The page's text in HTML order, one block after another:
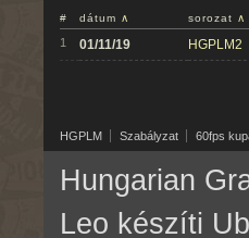
# dátum ∧ sorozat ∧
1 01/11/19 HGPLM2
HGPLM Szabályzat 60fps
Hungarian
Leo készíti